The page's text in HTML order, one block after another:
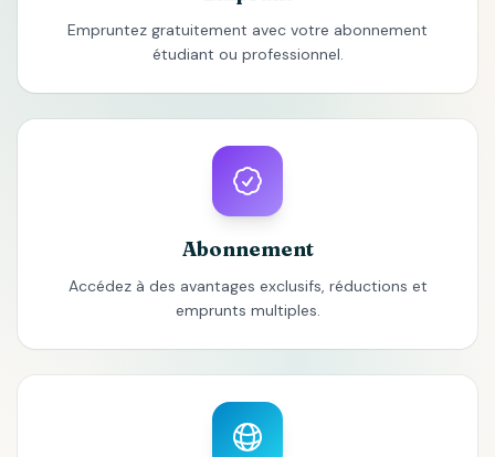
Empruntez gratuitement avec votre abonnement
étudiant ou professionnel.
Abonnement
Accédez à des avantages exclusifs, réductions et
emprunts multiples.